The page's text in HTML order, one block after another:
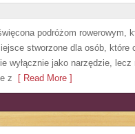
podróżom rowerowym,
stworzone dla osób,
wyłącznie jako narzędzie,
z [ Read More ]